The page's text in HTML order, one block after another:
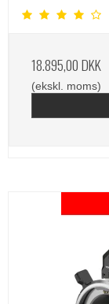
18.895,00 DKK
(ekskl. moms)